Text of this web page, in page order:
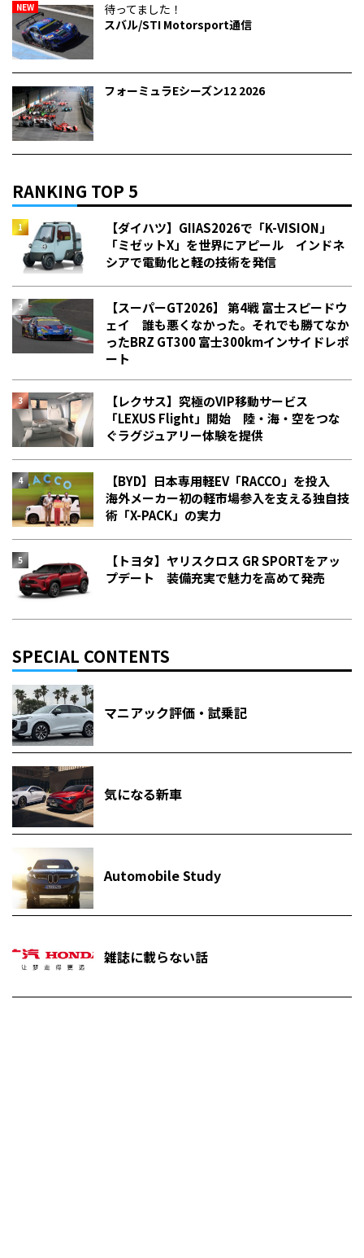
NEW
待ってました！
スバル/STI Motorsport通信
フォーミュラEシーズン12 2026
RANKING TOP 5
【ダイハツ】GIIAS2026で「K-VISION」
「ミゼットX」を世界にアピール インドネ
シアで電動化と軽の技術を発信
【スーパーGT2026】 第4戦 富士スピードウ
ェイ 誰も悪くなかった。それでも勝てなか
った――BRZ GT300 富士300kmインサイドレポ
ート
【レクサス】究極のVIP移動サービス
「LEXUS Flight」開始 陸・海・空をつな
ぐラグジュアリー体験を提供
【BYD】日本専用軽EV「RACCO」を投入
海外メーカー初の軽市場参入を支える独自技
術「X-PACK」の実力
【トヨタ】ヤリスクロス GR SPORTをアッ
プデート 装備充実で魅力を高めて発売
SPECIAL CONTENTS
マニアック評価・試乗記
気になる新車
Automobile Study
雑誌に載らない話